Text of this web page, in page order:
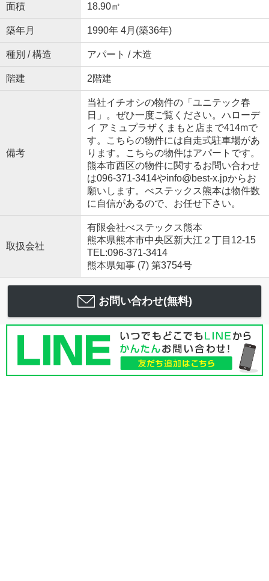
面積 18.90㎡
築年月 1990年 4月(築36年)
種別 / 構造 アパート / 木造
階建 2階建
備考
当社イチオシの物件の「ユニテック春
日」。ぜひ一度ご覧ください。ハローデ
イ アミュプラザくまもと店まで414mで
す。こちらの物件には自走式駐車場があ
ります。こちらの物件はアパートです。
熊本市西区の物件に関するお問い合わせ
は096-371-3414やinfo@best-x.jpからお
願いします。べステックス熊本は物件数
に自信があるので、お任せ下さい。
取扱会社
有限会社べステックス熊本
熊本県熊本市中央区新大江２丁目12-15
TEL:096-371-3414
熊本県知事 (7) 第3754号
お問い合わせ(無料)